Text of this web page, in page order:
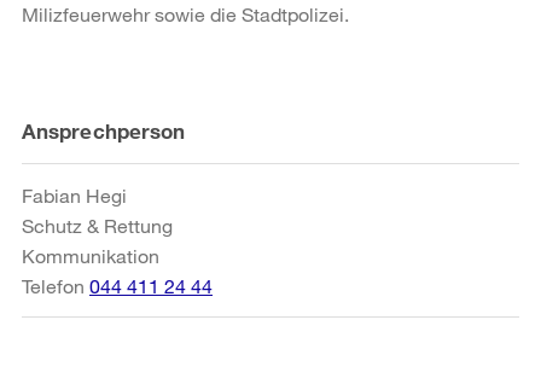
Milizfeuerwehr sowie die Stadtpolizei.
Weitere
Informationen
Ansprechperson
Fabian Hegi
Schutz & Rettung
Kommunikation
Telefon 044 411 24 44